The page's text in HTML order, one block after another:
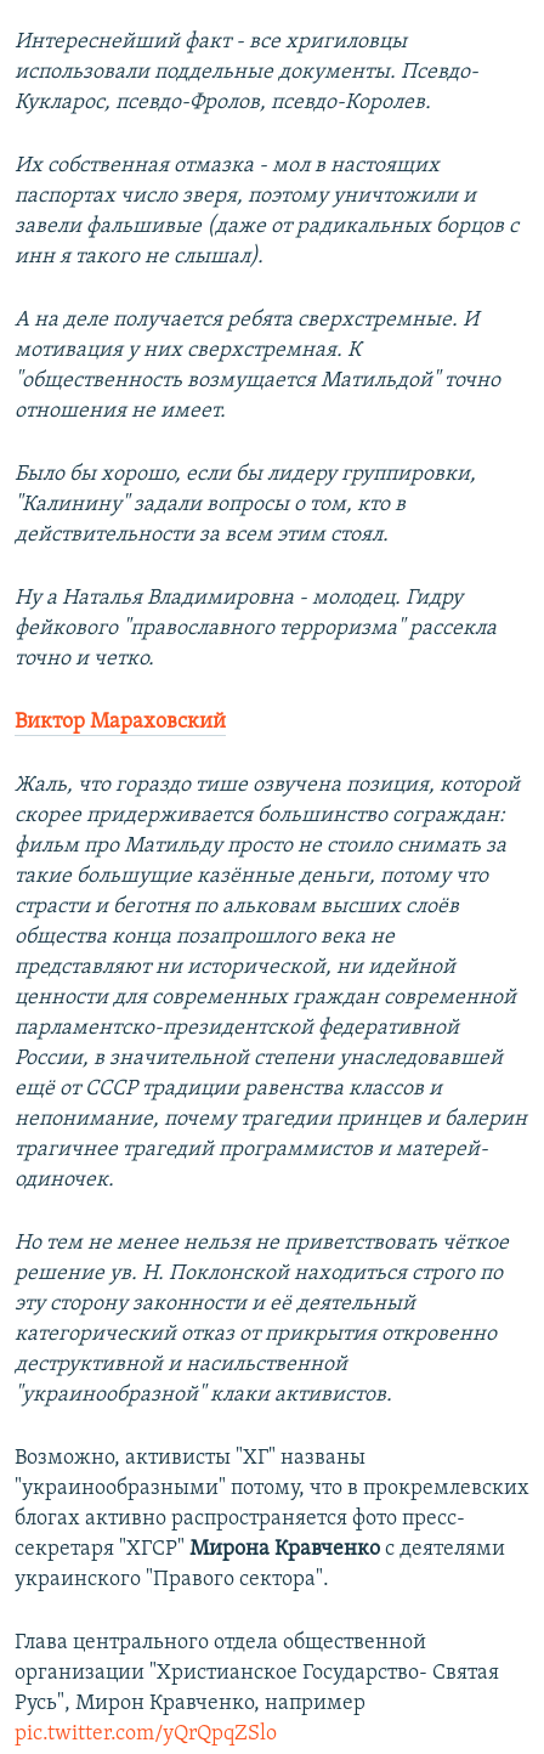
Интереснейший факт - все хригиловцы
использовали поддельные документы. Псевдо-
Кукларос, псевдо-Фролов, псевдо-Королев.
Их собственная отмазка - мол в настоящих
паспортах число зверя, поэтому уничтожили и
завели фальшивые (даже от радикальных борцов с
инн я такого не слышал).
А на деле получается ребята сверхстремные. И
мотивация у них сверхстремная. К
"общественность возмущается Матильдой" точно
отношения не имеет.
Было бы хорошо, если бы лидеру группировки,
"Калинину" задали вопросы о том, кто в
действительности за всем этим стоял.
Ну а Наталья Владимировна - молодец. Гидру
фейкового "православного терроризма" рассекла
точно и четко.
Виктор Мараховский
Жаль, что гораздо тише озвучена позиция, которой
скорее придерживается большинство сограждан:
фильм про Матильду просто не стоило снимать за
такие большущие казённые деньги, потому что
страсти и беготня по альковам высших слоёв
общества конца позапрошлого века не
представляют ни исторической, ни идейной
ценности для современных граждан современной
парламентско-президентской федеративной
России, в значительной степени унаследовавшей
ещё от СССР традиции равенства классов и
непонимание, почему трагедии принцев и балерин
трагичнее трагедий программистов и матерей-
одиночек.
Но тем не менее нельзя не приветствовать чёткое
решение ув. Н. Поклонской находиться строго по
эту сторону законности и её деятельный
категорический отказ от прикрытия откровенно
деструктивной и насильственной
"украинообразной" клаки активистов.
Возможно, активисты "ХГ" названы
"украинообразными" потому, что в прокремлевских
блогах активно распространяется фото пресс-
секретаря "ХГСР" Мирона Кравченко с деятелями
украинского "Правого сектора".
Глава центрального отдела общественной
организации "Христианское Государство- Святая
Русь", Мирон Кравченко, например
pic.twitter.com/yQrQpqZSlo